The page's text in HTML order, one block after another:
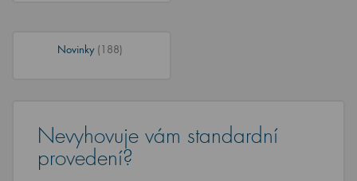
Novinky (188)
Nevyhovuje vám standardní
provedení?